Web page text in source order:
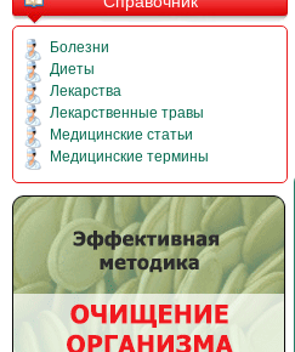
Болезни
Диеты
Лекарства
Лекарственные травы
Медицинские статьи
Медицинские термины